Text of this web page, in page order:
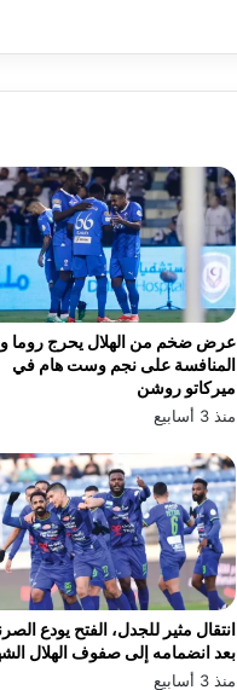
عرض ضخم من الهلال يحرج روما
المنافسة على نجم وست هام في
ميركاتو روشن
منذ 3 أسابيع
انتقال مثير للجدل، الفتح يودع
بعد انضمامه إلى صفوف الهلال
منذ 3 أسابيع